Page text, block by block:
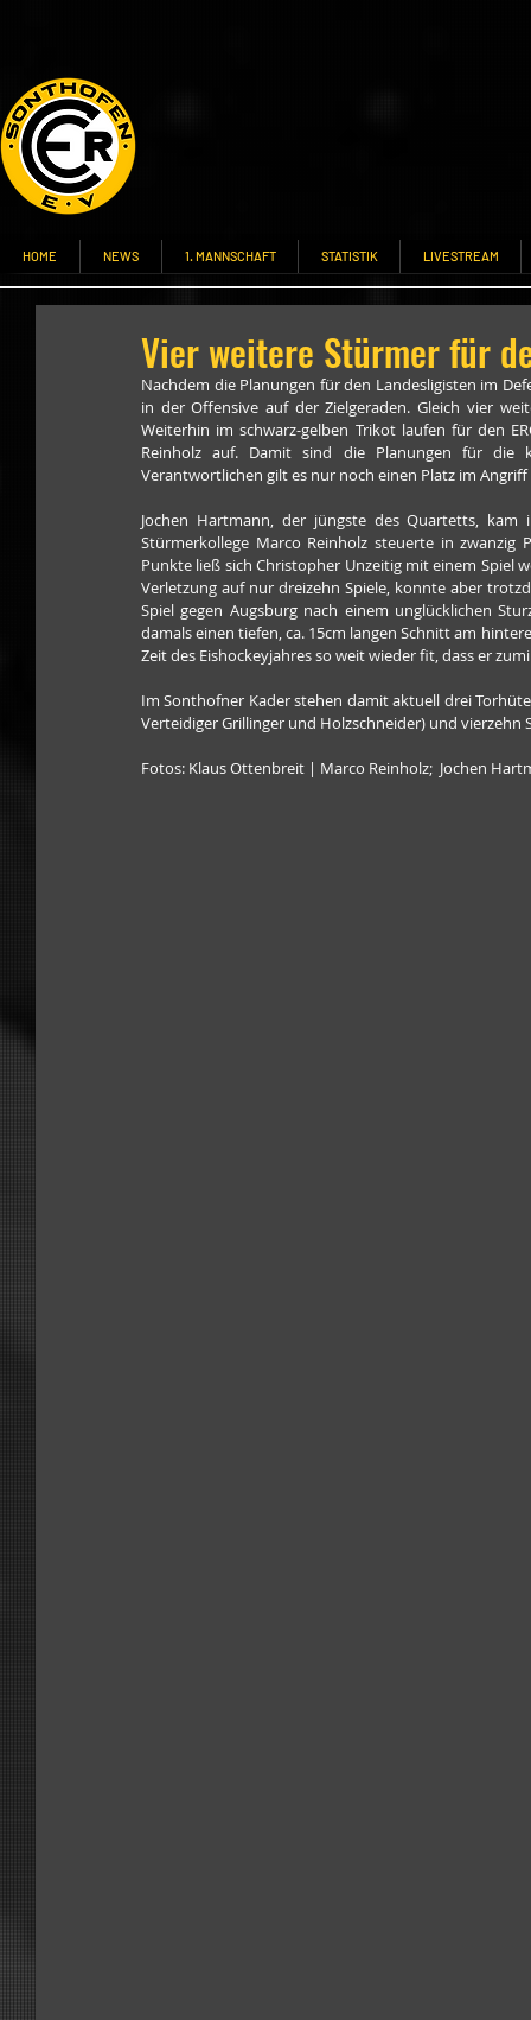
HOME NEWS 1. MANNSCHAFT STATISTIK LIVESTREAM
Vier weitere Stürmer für
Nachdem die Planungen für den Landesligisten im
in der Offensive auf der Zielgeraden. Gleich vier
Weiterhin im schwarz-gelben Trikot laufen für den
Reinholz auf. Damit sind die Planungen für die
Verantwortlichen gilt es nur noch einen Platz im Angriff
Jochen Hartmann, der jüngste des Quartetts,
Stürmerkollege Marco Reinholz steuerte in zwanzig
Punkte ließ sich Christopher Unzeitig mit einem Spiel
Verletzung auf nur dreizehn Spiele, konnte aber
Spiel gegen Augsburg nach einem unglücklichen
damals einen tiefen, ca. 15cm langen Schnitt am
Zeit des Eishockeyjahres so weit wieder fit, dass er
Im Sonthofner Kader stehen damit aktuell drei
Verteidiger Grillinger und Holzschneider) und vierzehn
Fotos: Klaus Ottenbreit | Marco Reinholz;  Jochen